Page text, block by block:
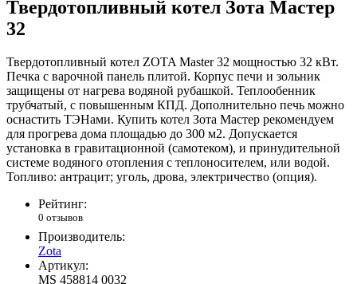
Твердотопливный котел Зота Мастер
32
Твердотопливный котел ZOTA Master 32 мощностью 32 кВт.
Печка с варочной панель плитой. Корпус печи и зольник
защищены от нагрева водяной рубашкой. Теплообенник
трубчатый, с повышенным КПД. Дополнительно печь можно
оснастить ТЭНами. Купить котел Зота Мастер рекомендуем
для прогрева дома площадью до 300 м2. Допускается
установка в гравитационной (самотеком), и принудительной
системе водяного отопления с теплоносителем, или водой.
Топливо: антрацит; уголь, дрова, электричество (опция).
Рейтинг:
0 отзывов
Производитель:
Zota
Артикул:
MS 458814 0032